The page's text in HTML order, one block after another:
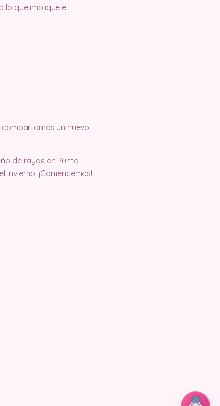
que implique el
un nuevo
de rayas en Punto
¡Comencemos!